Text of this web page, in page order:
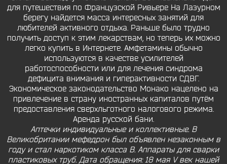
для путешествия по Французской Ривьере На Лазурном
берегу найдется масса интересных занятий для
любителей активного отдыха. Раньше было трудно
получить доступ к этим лекарствам, но теперь их можно
легко купить в Интернете. Амфетамины обычно
используются в качестве усилителей
работоспособности или для лечения синдрома
дефицита внимания и гиперактивности СДВГ.
Экономическое законодательство Монако нацелено на
привлечение в страну иностранных капиталов путём
предоставления сверхльготного налогового режима.
Аренда русской бани.
Аптечки индивидуальные и коллективные. В
Великобритании мефедрон был объявлен незаконным в
году и стал наркотиком класса B. Аппараты для сварки
пластиковых труб. Дата обращения: 18 мая V век нашей